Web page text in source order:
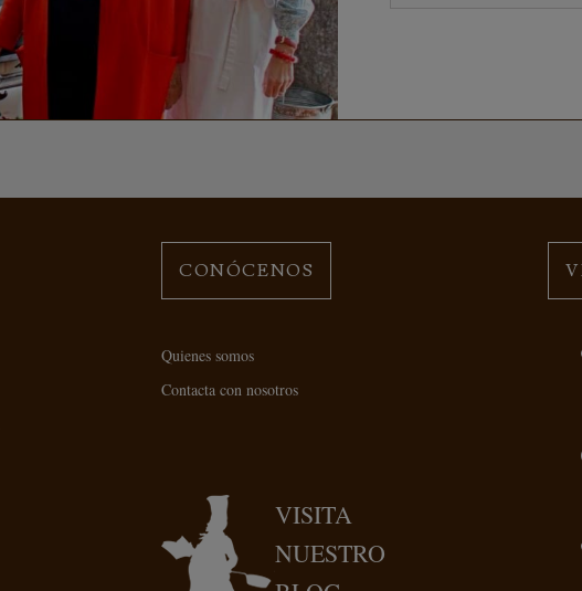
CONÓCENOS
Quienes somos
Contacta con nosotros
VISITA
NUESTRO